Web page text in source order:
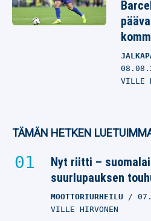
VILLE
TÄMÄN HETKEN
Nyt riitti –
suurlupauksen
MOOTTORIURHEILU
VILLE HIRVONEN